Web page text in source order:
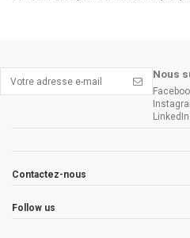
Nous
LinkedIn
Contactez-nous
Follow us